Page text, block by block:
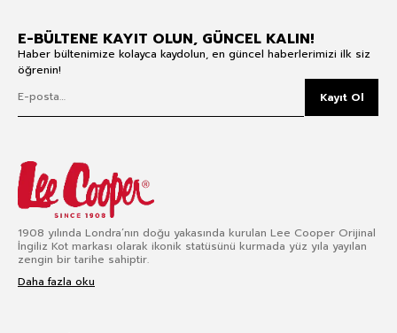
E-BÜLTENE KAYIT OLUN, GÜNCEL KALIN!
Haber bültenimize kolayca kaydolun, en güncel haberlerimizi ilk siz
öğrenin!
Kayıt Ol
1908 yılında Londra’nın doğu yakasında kurulan Lee Cooper Orijinal
İngiliz Kot markası olarak ikonik statüsünü kurmada yüz yıla yayılan
zengin bir tarihe sahiptir.
Daha fazla oku